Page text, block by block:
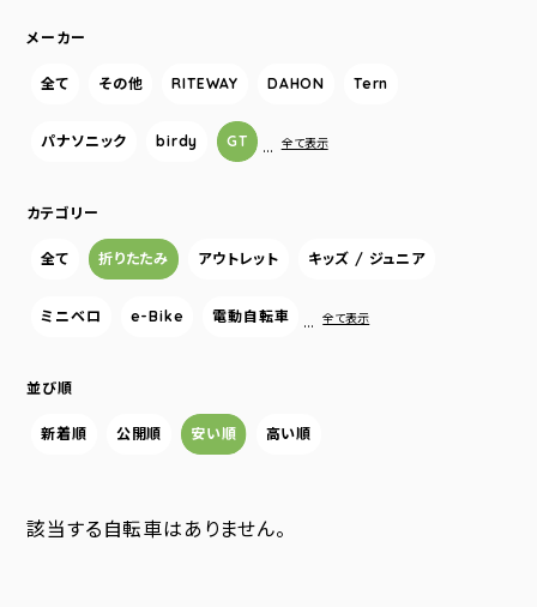
メーカー
全て その他 RITEWAY DAHON Tern
パナソニック birdy GT … 全て表示
カテゴリー
全て 折りたたみ アウトレット キッズ / ジュニア
ミニベロ e-Bike 電動自転車 … 全て表示
並び順
新着順 公開順 安い順 高い順
該当する自転車はありません。